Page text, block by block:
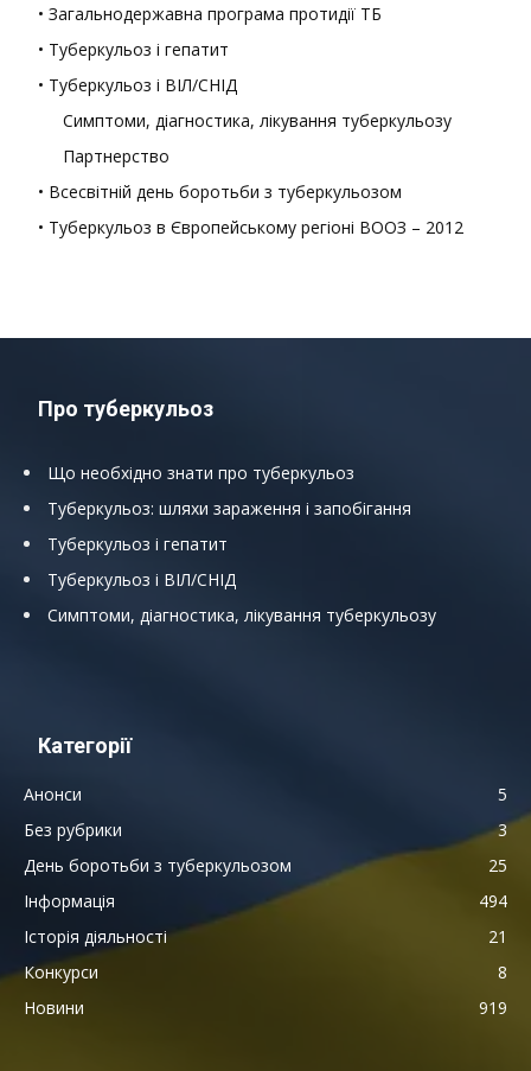
• Загальнодержавна програма протидії ТБ
• Туберкульоз і гепатит
• Туберкульоз і ВІЛ/СНІД
Симптоми, діагностика, лікування туберкульозу
Партнерство
• Всесвітній день боротьби з туберкульозом
• Туберкульоз в Європейському регіоні ВООЗ – 2012
Про туберкульоз
Що необхідно знати про туберкульоз
Туберкульоз: шляхи зараження і запобігання
Туберкульоз і гепатит
Туберкульоз і ВІЛ/СНІД
Симптоми, діагностика, лікування туберкульозу
Категорії
Анонси
5
Без рубрики
3
День боротьби з туберкульозом
25
Інформація
494
Історія діяльності
21
Конкурси
8
Новини
919